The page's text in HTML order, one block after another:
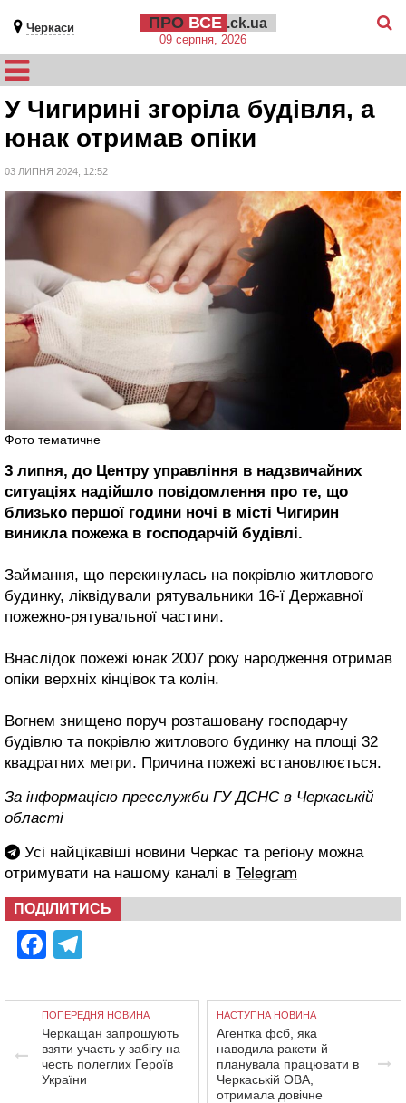
Черкаси ПРО ВСЕ .ck.ua
09 серпня, 2026
У Чигирині згоріла будівля, а
юнак отримав опіки
03 ЛИПНЯ 2024, 12:52
Фото тематичне
3 липня, до Центру управління в надзвичайних
ситуаціях надійшло повідомлення про те, що
близько першої години ночі в місті Чигирин
виникла пожежа в господарчій будівлі.
Займання, що перекинулась на покрівлю житлового
будинку, ліквідували рятувальники 16-ї Державної
пожежно-рятувальної частини.
Внаслідок пожежі юнак 2007 року народження отримав
опіки верхніх кінцівок та колін.
Вогнем знищено поруч розташовану господарчу
будівлю та покрівлю житлового будинку на площі 32
квадратних метри. Причина пожежі встановлюється.
За інформацією пресслужби ГУ ДСНС в Черкаській
області
Усі найцікавіші новини Черкас та регіону можна
отримувати на нашому каналі в Telegram
ПОДІЛИТИСЬ
Facebook
ПОПЕРЕДНЯ НОВИНА
Черкащан запрошують
взяти участь у забігу на
честь полеглих Героїв
України
НАСТУПНА НОВИНА
Агентка фсб, яка
наводила ракети й
планувала працювати в
Черкаській ОВА,
отримала довічне